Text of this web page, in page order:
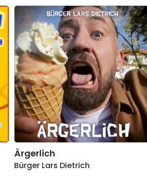
Ärgerlich
Bürger Lars Dietrich